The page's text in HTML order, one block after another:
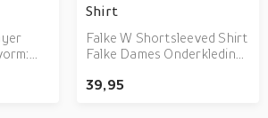
uit
Shirt
Falke W Shortsleeved Shirt
Falke Dames Onderkleding
Shirt is een shirt van Falke
39,95